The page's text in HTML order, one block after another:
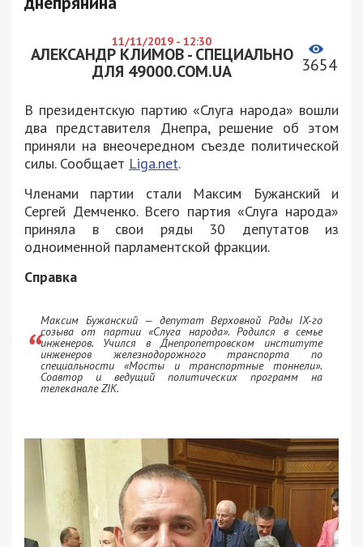
11/11/2019 - 12:30
АЛЕКСАНДР КЛИМОВ - СПЕЦИАЛЬНО
ДЛЯ 49000.COM.UA
3654
В президентскую партию «Слуга народа» вошли
два представителя Днепра, решение об этом
приняли на внеочередном съезде политической
силы. Сообщает Liga.net.
Членами партии стали Максим Бужанский и
Сергей Демченко. Всего партия «Слуга народа»
приняла в свои ряды 30 депутатов из
одноименной парламентской фракции.
Справка
Максим Бужанский — депутат Верховной Рады IX-го
созыва от партии «Слуга народа». Родился в семье
инженеров. Учился в Днепропетровском институте
инженеров железнодорожного транспорта по
специальности «Мосты и транспортные тоннели».
Соавтор и ведущий политических программ на
телеканале ZIK.